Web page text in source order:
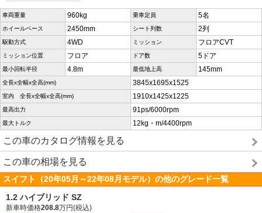
車両重量 960kg 乗車定員 5名
ホイールベース 2450mm シート列数 2列
駆動方式 4WD ミッション フロアCVT
ミッション位置 フロア ドア数 5ドア
最小回転半径 4.8m 最低地上高 145mm
全長x全幅x全高(mm) 3845x1695x1525
室内 全長x全幅x全高(mm) 1910x1425x1225
最高出力 91ps/6000rpm
最大トルク 12kg・m/4400rpm
この車のカタログ情報を見る
この車の相場を見る
スイフト（20年05月～22年08月モデル）の他のグレード一覧
1.2 ハイブリッド SZ
新車時価格208.8万円(税込)